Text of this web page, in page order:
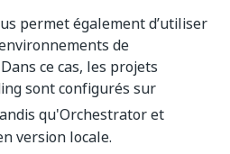
permet également d’utiliser
de
ce cas, les projets
sont configurés sur
qu'Orchestrator et
version locale.